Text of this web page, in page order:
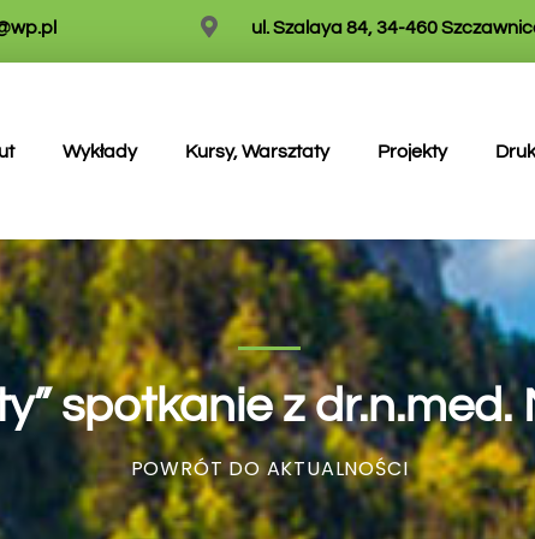
ul. Szalaya 84, 34-460
Wykłady Kursy, Warsztaty Projekty
spotkanie z
POWRÓT DO AKTUALNOŚCI